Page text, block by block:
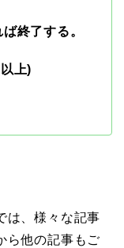
終了する。
上)
は、様々な記事
ら他の記事もご